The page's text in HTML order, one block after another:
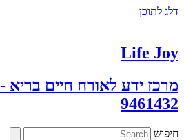
דלג לתוכן
Life Joy
9461432
חיפוש